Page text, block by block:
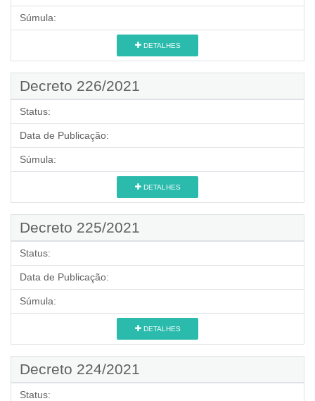
Súmula:
DETALHES
Decreto 226/2021
Status:
Data de Publicação:
Súmula:
DETALHES
Decreto 225/2021
Status:
Data de Publicação:
Súmula:
DETALHES
Decreto 224/2021
Status: